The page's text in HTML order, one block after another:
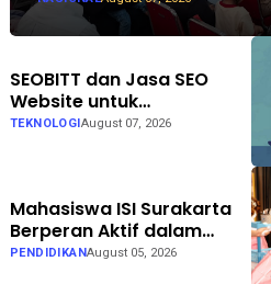
SEOBITT dan Jasa SEO
Website untuk
Meningkatkan Trafik
TEKNOLOGIAugust 07, 2026
Mahasiswa ISI Surakarta
Berperan Aktif dalam
Persiapan hingga
PENDIDIKANAugust 05, 2026